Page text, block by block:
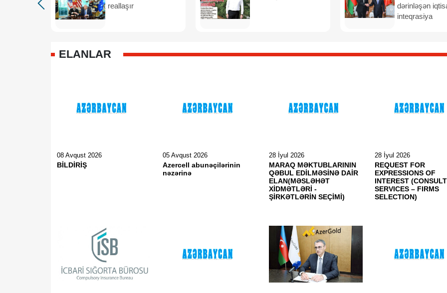
reallaşır
dərinləşən
inteqrasiya
ELANLAR
08 Avqust 2026
BİLDİRİŞ
05 Avqust 2026
Azercell abunəçilərinin
nəzərinə
28 İyul 2026
MARAQ MƏKTUBLARININ
QƏBUL EDİLMƏSİNƏ DAİR
ELAN(MƏSLƏHƏT
XİDMƏTLƏRİ -
ŞİRKƏTLƏRİN SEÇİMİ)
28 İyul 2026
REQUEST FOR
EXPRESSIONS OF
INTEREST
SERVICES – FIRMS
SELECTION)